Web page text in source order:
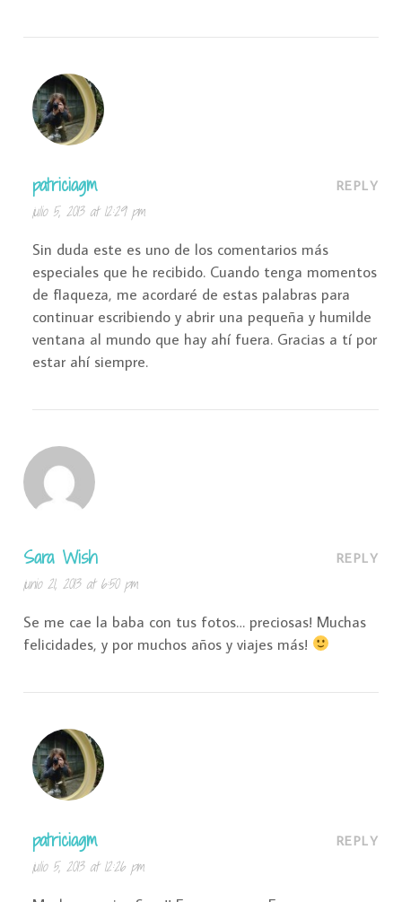
patriciagm
julio 5, 2013 at 12:29 pm
REPLY
Sin duda este es uno de los comentarios más
especiales que he recibido. Cuando tenga momentos
de flaqueza, me acordaré de estas palabras para
continuar escribiendo y abrir una pequeña y humilde
ventana al mundo que hay ahí fuera. Gracias a tí por
estar ahí siempre.
Sara Wish
junio 21, 2013 at 6:50 pm
REPLY
Se me cae la baba con tus fotos… preciosas! Muchas
felicidades, y por muchos años y viajes más!
patriciagm
julio 5, 2013 at 12:26 pm
REPLY